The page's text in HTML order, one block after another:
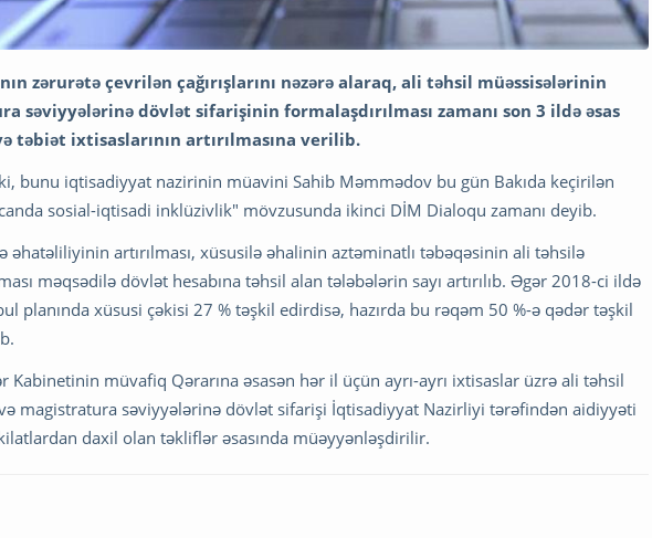
zərurətə çevrilən çağırışlarını nəzərə alaraq, ali təhsil müəssisələrinin
səviyyələrinə dövlət sifarişinin formalaşdırılması zamanı son 3 ildə əsas
ixtisaslarının artırılmasına verilib.
bunu iqtisadiyyat nazirinin müavini Sahib Məmmədov bu gün Bakıda keçirilən
sosial-iqtisadi inklüzivlik" mövzusunda ikinci DİM Dialoqu zamanı deyib.
əhatəliliyinin artırılması, xüsusilə əhalinin aztəminatlı təbəqəsinin ali təhsilə
məqsədilə dövlət hesabına təhsil alan tələbələrin sayı artırılıb. Əgər 2018-ci ildə
planında xüsusi çəkisi 27 % təşkil edirdisə, hazırda bu rəqəm 50 %-ə qədər təşkil
Kabinetinin müvafiq Qərarına əsasən hər il üçün ayrı-ayrı ixtisaslar üzrə ali təhsil
magistratura səviyyələrinə dövlət sifarişi İqtisadiyyat Nazirliyi tərəfindən aidiyyəti
daxil olan təkliflər əsasında müəyyənləşdirilir.